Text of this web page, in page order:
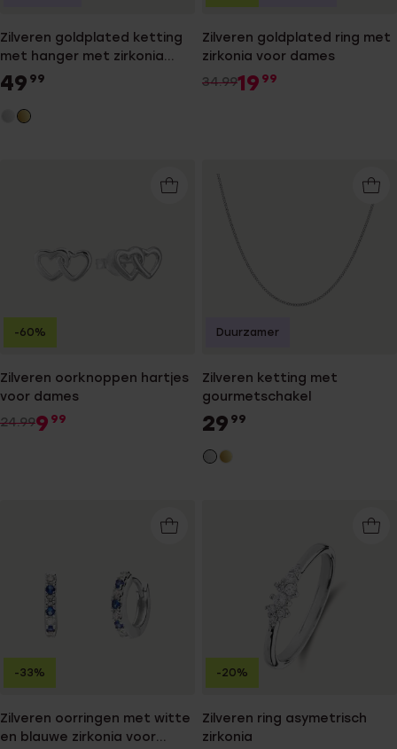
Zilveren goldplated ketting
met hanger met zirkonia
voor dames
49 99
Zilveren goldplated ring met
zirkonia voor dames
34.9919 99
Zilveren oorknoppen hartjes
voor dames
24.999 99
-60%
Zilveren ketting met
gourmetschakel
29 99
Duurzamer
Zilveren oorringen met witte
en blauwe zirkonia voor
-33%
Zilveren ring asymetrisch
zirkonia
-20%